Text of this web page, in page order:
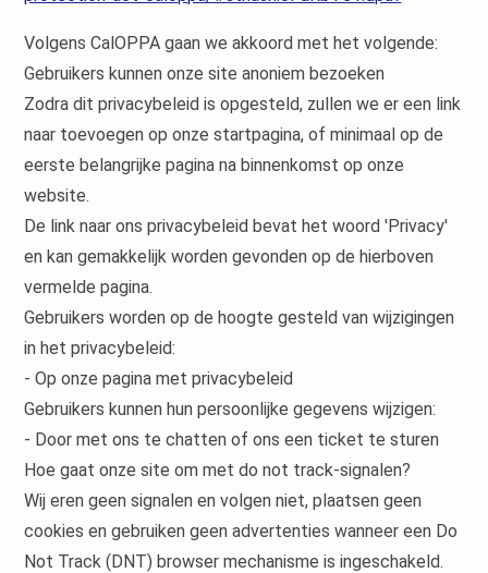
Volgens CalOPPA gaan we akkoord met het volgende:
Gebruikers kunnen onze site anoniem bezoeken
Zodra dit privacybeleid is opgesteld, zullen we er een link
naar toevoegen op onze startpagina, of minimaal op de
eerste belangrijke pagina na binnenkomst op onze
website.
De link naar ons privacybeleid bevat het woord 'Privacy'
en kan gemakkelijk worden gevonden op de hierboven
vermelde pagina.
Gebruikers worden op de hoogte gesteld van wijzigingen
in het privacybeleid:
- Op onze pagina met privacybeleid
Gebruikers kunnen hun persoonlijke gegevens wijzigen:
- Door met ons te chatten of ons een ticket te sturen
Hoe gaat onze site om met do not track-signalen?
Wij eren geen signalen en volgen niet, plaatsen geen
cookies en gebruiken geen advertenties wanneer een Do
Not Track (DNT) browser mechanisme is ingeschakeld.